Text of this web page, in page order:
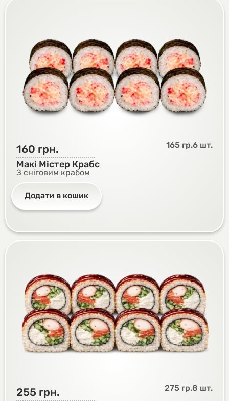
160 грн. 165 гр.6 шт.
Макі Містер Крабс
З сніговим крабом
Додати в кошик
255 грн. 275 гр.8 шт.